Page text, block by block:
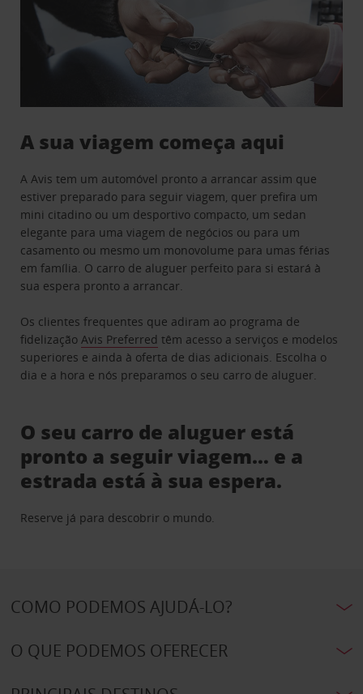
A sua viagem começa aqui
A Avis tem um automóvel pronto a arrancar assim que
estiver preparado para seguir viagem, quer prefira um
mini citadino ou um desportivo compacto, um sedan
elegante para uma viagem de negócios ou para um
casamento ou mesmo um monovolume para umas férias
em família. O carro de aluguer perfeito para si estará à
sua espera pronto a arrancar.
Os clientes frequentes que adiram ao programa de
fidelizaçãoAvis Preferred têm acesso a serviços e modelos
superiores e ainda à oferta de dias adicionais. Escolha o
dia e a hora e nós preparamos o seu carro de aluguer.
O seu carro de aluguer está
pronto a seguir viagem… e a
estrada está à sua espera.
Reserve já para descobrir o mundo.
COMO PODEMOS AJUDÁ-LO?
O QUE PODEMOS OFERECER